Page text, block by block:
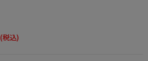
(税込)